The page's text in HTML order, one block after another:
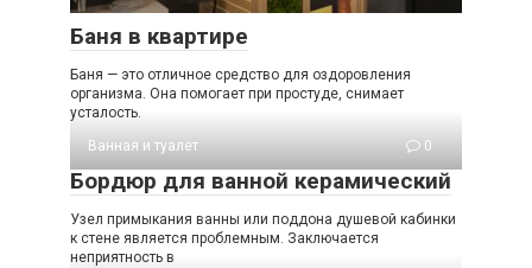
Баня в квартире
Баня — это отличное средство для оздоровления
организма. Она помогает при простуде, снимает
усталость.
Ванная и туалет
0
Бордюр для ванной керамический
Узел примыкания ванны или поддона душевой кабинки
к стене является проблемным. Заключается
неприятность в